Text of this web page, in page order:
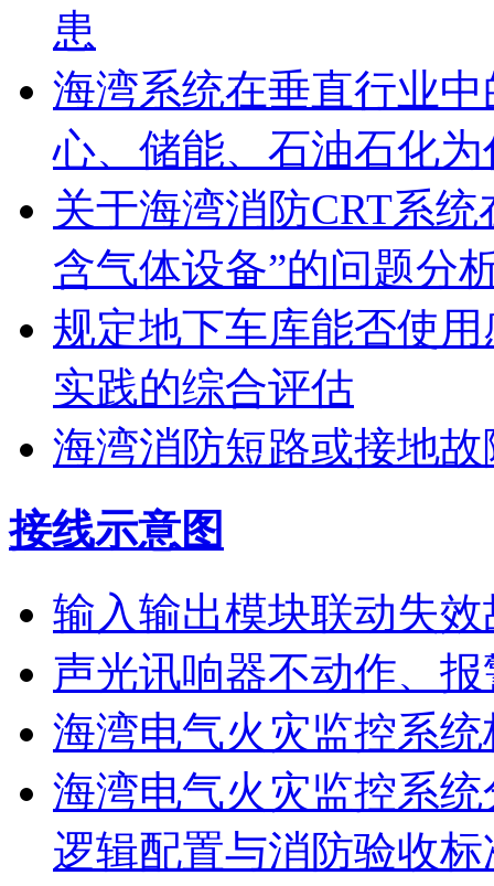
患
海湾系统在垂直行业
心、储能、石油石化
关于海湾消防CRT系
含气体设备”的问题分
规定地下车库能否使
实践的综合评估
海湾消防短路或接地
接线示意图
输入输出模块联动失效
声光讯响器不动作、
海湾电气火灾监控系
海湾电气火灾监控系
逻辑配置与消防验收标